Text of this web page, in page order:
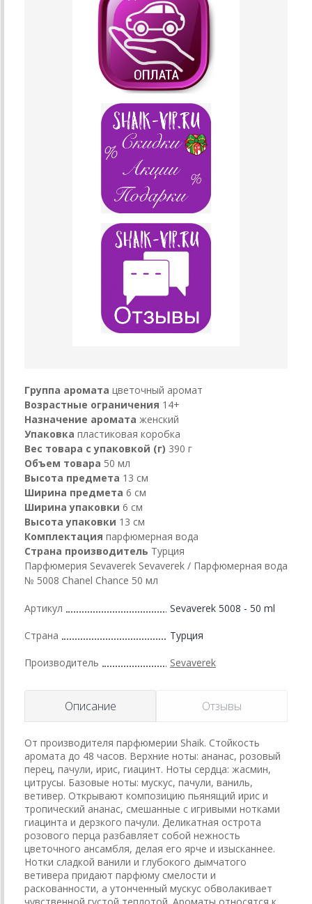
Группа аромата цветочный аромат
Возрастные ограничения 14+
Назначение аромата женский
Упаковка пластиковая коробка
Вес товара с упаковкой (г) 390 г
Объем товара 50 мл
Высота предмета 13 см
Ширина предмета 6 см
Ширина упаковки 6 см
Высота упаковки 13 см
Комплектация парфюмерная вода
Страна производитель Турция
Парфюмерия Sevaverek Sevaverek / Парфюмерная вода
№ 5008 Chanel Chance 50 мл
Артикул Sevaverek 5008 - 50 ml
Страна Турция
Производитель Sevaverek
Описание Отзывы
От производителя парфюмерии Shaik. Стойкость
аромата до 48 часов. Верхние ноты: ананас, розовый
перец, пачули, ирис, гиацинт. Ноты сердца: жасмин,
цитрусы. Базовые ноты: мускус, пачули, ваниль,
ветивер. Открывают композицию пьянящий ирис и
тропический ананас, смешанные с игривыми нотками
гиацинта и дерзкого пачули. Деликатная острота
розового перца разбавляет собой нежность
цветочного ансамбля, делая его ярче и изысканнее.
Нотки сладкой ванили и глубокого дымчатого
ветивера придают парфюму смелости и
раскованности, а утонченный мускус обволакивает
чувственной густой теплотой. Ароматы относятся к